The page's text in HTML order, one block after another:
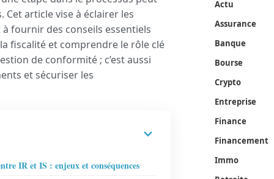
article vise à éclairer les
fournir des conseils essentiels
fiscalité et comprendre le rôle clé
de conformité ; c’est aussi
et sécuriser les
IR et IS : enjeux et conséquences
Actu
Assurance
Banque
Bourse
Crypto
Entreprise
Finance
Financement
Immo